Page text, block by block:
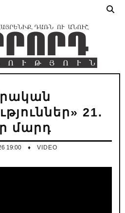
21.
մարդ
19:00 ♦ VIDEO